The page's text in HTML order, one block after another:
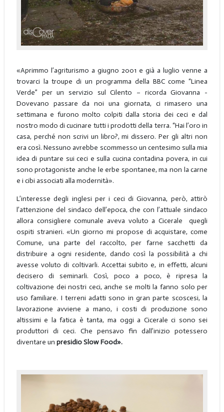
«Aprimmo l’agriturismo a giugno 2001 e già a luglio venne a
trovarci la troupe di un programma della BBC come “Linea
Verde” per un servizio sul Cilento – ricorda Giovanna -
Dovevano passare da noi una giornata, ci rimasero una
settimana e furono molto colpiti dalla storia dei ceci e dal
nostro modo di cucinare tutti i prodotti della terra. “Hai l’oro in
casa, perché non scrivi un libro?, mi dissero. Per gli altri non
era così. Nessuno avrebbe scommesso un centesimo sulla mia
idea di puntare sui ceci e sulla cucina contadina povera, in cui
sono protagoniste anche le erbe spontanee, ma non la carne
e i cibi associati alla modernità».
L’interesse degli inglesi per i ceci di Giovanna, però, attirò
l’attenzione del sindaco dell’epoca, che con l’attuale sindaco
allora consigliere comunale aveva voluto a Cicerale quegli
ospiti stranieri. «Un giorno mi propose di acquistare, come
Comune, una parte del raccolto, per farne sacchetti da
distribuire a ogni residente, dando così la possibilità a chi
avesse voluto di coltivarli. Accettai subito e, in effetti, alcuni
decisero di seminarli. Così, poco a poco, è ripresa la
coltivazione dei nostri ceci, anche se molti la fanno solo per
uso familiare. I terreni adatti sono in gran parte scoscesi, la
lavorazione avviene a mano, i costi di produzione sono
altissimi e la fatica è tanta, ma oggi a Cicerale ci sono sei
produttori di ceci. Che pensavo fin dall’inizio potessero
diventare un presidio Slow Food».